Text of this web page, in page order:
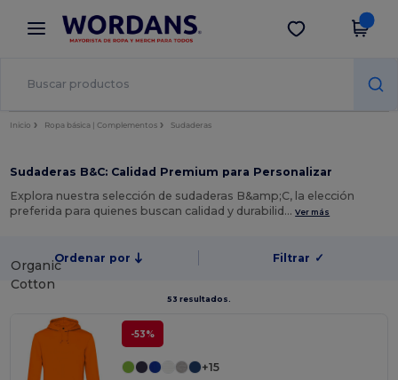
× App de Wordans
¡Mejores precios en app!
Descargar app
Inicio Ropa básica | Complementos Sudaderas
Sudaderas B&C: Calidad Premium para Personalizar
Explora nuestra selección de sudaderas B&amp;C, la elección
preferida para quienes buscan calidad y durabilid…Ver más
Ordenar por Filtrar ✓
53 resultados.
Organic
Cotton
-53%
+15